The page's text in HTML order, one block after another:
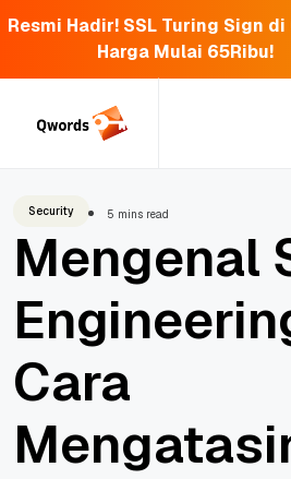
Resmi Hadir! SSL Turing Sign
Harga Mulai 65Ribu!
Security 5 mins read
Mengenal
Cara